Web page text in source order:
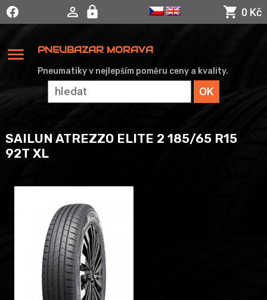
0 Kč
menu PNEUBAZAR MORAVA
Pneumatiky v nejlepším poměru ceny a kvality.
SAILUN ATREZZO ELITE 2 185/65 R15
92T XL